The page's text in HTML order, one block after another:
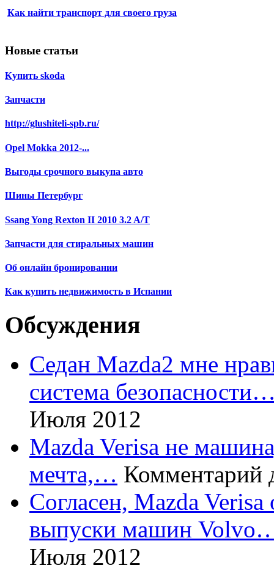
Как найти транспорт для своего груза
Новые статьи
Купить skoda
Запчасти
http://glushiteli-spb.ru/
Opel Mokka 2012-...
Выгоды срочного выкупа авто
Шины Петербург
Ssang Yong Rexton II 2010 3.2 A/T
Запчасти для стиральных машин
Об онлайн бронировании
Как купить недвижимость в Испании
Обсуждения
Седан Mazda2 мне
система
Июля 2012
Mazda Verisa не
мечта,… Комментарий
Согласен, Mazda
выпуски машин
Июля 2012